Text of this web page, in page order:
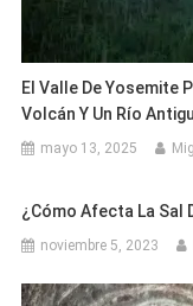
El Valle De Yosemite
Volcán Y Un Río
mayo 13, 2025
¿Cómo Afecta La Sal
noviembre 5, 2023